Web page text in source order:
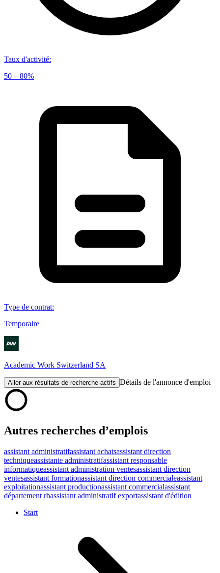
Taux d'activité:
50 – 80%
Type de contrat:
Temporaire
Academic Work Switzerland SA
Aller aux résultats de recherche actifs Détails de l'annonce d'emploi
Autres recherches d’emplois
assistant administratifassistant achatsassistant direction
techniqueassistante administratifassistant responsable
informatiqueassistant administration ventesassistant direction
ventesassistant formationassistant direction commercialeassistant
exploitationassistant productionassistant commercialassistant
département rhassistant administratif exportassistant d'édition
Start